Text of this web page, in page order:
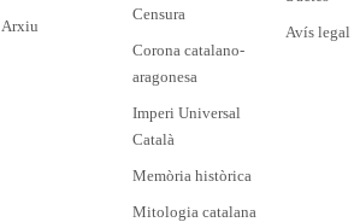
Arxiu
Censura
Corona catalano-
aragonesa
Imperi Universal
Català
Memòria històrica
Mitologia catalana
Avís legal